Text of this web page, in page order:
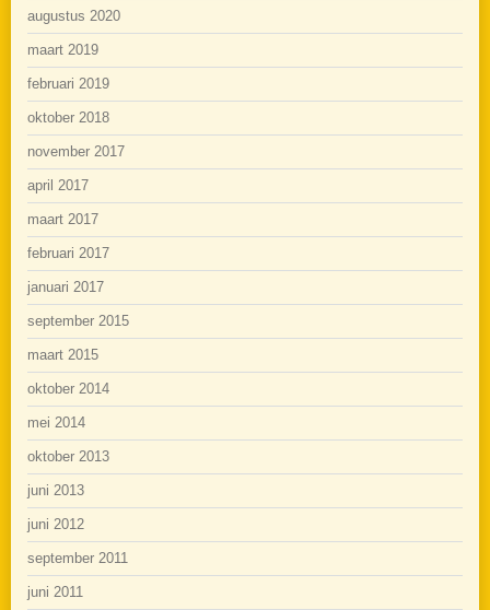
augustus 2020
maart 2019
februari 2019
oktober 2018
november 2017
april 2017
maart 2017
februari 2017
januari 2017
september 2015
maart 2015
oktober 2014
mei 2014
oktober 2013
juni 2013
juni 2012
september 2011
juni 2011